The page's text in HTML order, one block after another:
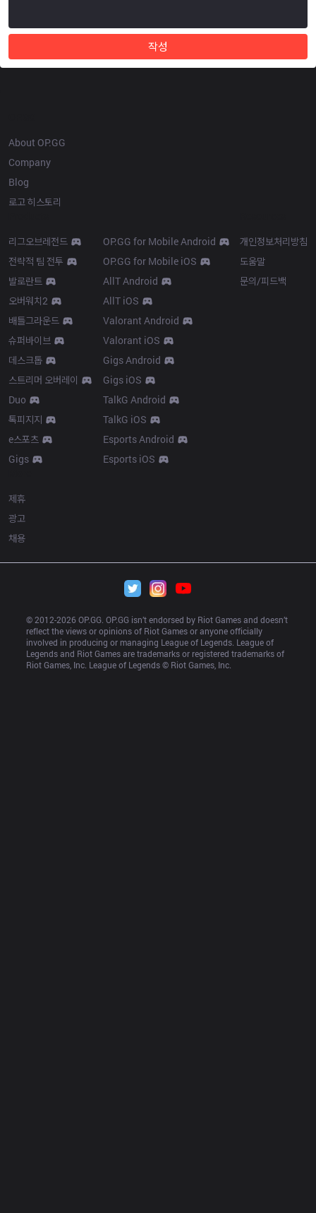
작성
About OP.GG
Company
Blog
로고 히스토리
리그오브레전드
전략적 팀 전투
발로란트
오버워치2
배틀그라운드
슈퍼바이브
데스크톱
스트리머 오버레이
Duo
톡피지지
e스포츠
Gigs
OP.GG for Mobile Android
OP.GG for Mobile iOS
AllT Android
AllT iOS
Valorant Android
Valorant iOS
Gigs Android
Gigs iOS
TalkG Android
TalkG iOS
Esports Android
Esports iOS
개인정보처리방침
도움말
문의/피드백
제휴
광고
채용
© 2012-2026 OP.GG. OP.GG isn’t endorsed by Riot Games and doesn’t
reflect the views or opinions of Riot Games or anyone officially
involved in producing or managing League of Legends. League of
Legends and Riot Games are trademarks or registered trademarks of
Riot Games, Inc. League of Legends © Riot Games, Inc.